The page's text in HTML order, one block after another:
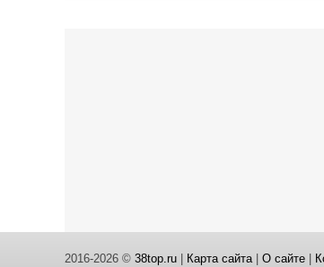
2016-2026 © 38top.ru Карта сайта О сайте